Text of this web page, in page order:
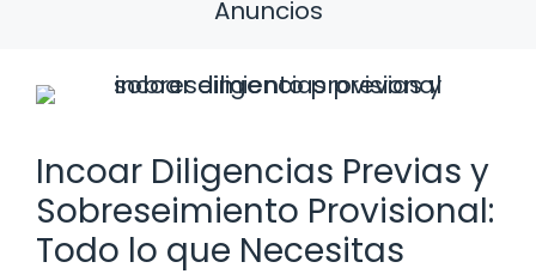
Anuncios
Incoar Diligencias Previas y
Sobreseimiento Provisional:
Todo lo que Necesitas